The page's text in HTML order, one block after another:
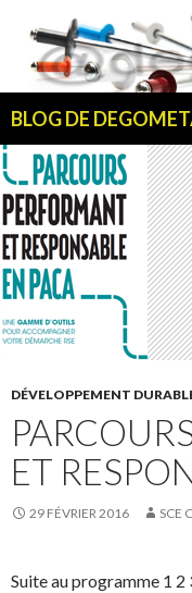
BLOG DE
CONTENU
DÉVELOPPEMENT
ET
29 FÉVRIER 2016 SCE
Suite au programme 1